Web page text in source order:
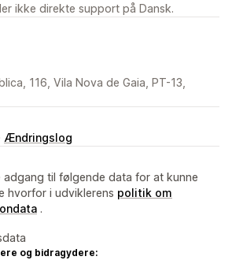
ikke direkte support på Dansk.
116, Vila Nova de Gaia, PT-13,
Ændringslog
adgang til følgende data for at kunne
hvorfor i udviklerens politik om
.
og bidragydere: